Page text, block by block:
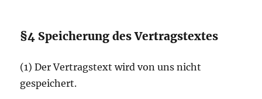
§4 Speicherung des Vertragstextes
(1) Der Vertragstext wird von uns nicht
gespeichert.